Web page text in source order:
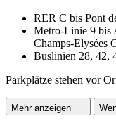
RER C bis Pont
Metro-Linie 9 bis
Champs-Elysées
Buslinien 28, 42,
Parkplätze stehen vor
Mehr anzeigen